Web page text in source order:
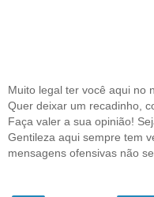
Muito legal ter você aqui no
Quer deixar um recadinho,
Faça valer a sua opinião!
Gentileza aqui sempre tem
mensagens ofensivas não